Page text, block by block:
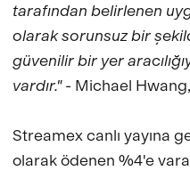
tarafından belirlenen
olarak sorunsuz bir
güvenilir bir yer
vardır."- Michael
Streamex canlı yayına
olarak ödenen %4'e